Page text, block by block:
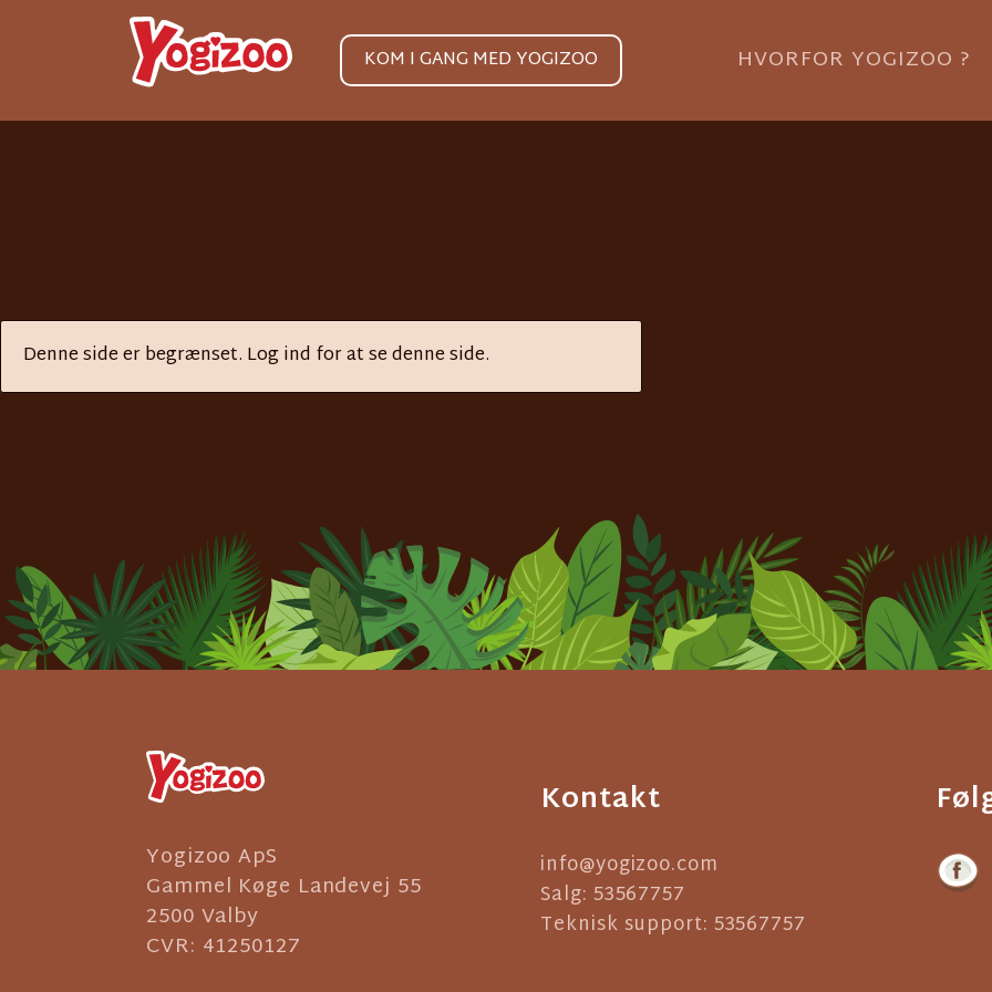
KOM I GANG MED YOGIZOO HVORFOR YOGIZOO ?
Denne side er begrænset. Log ind for at se denne side.
Yogizoo ApS
Gammel Køge Landevej 55
2500 Valby
CVR: 41250127
Kontakt
info@yogizoo.com
Salg: 53567757
Teknisk support: 53567757